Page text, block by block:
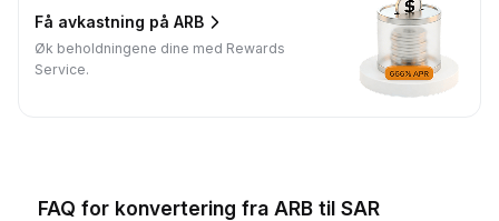
Få avkastning på ARB
Øk beholdningene dine med Rewards
Service.
FAQ for konvertering fra ARB til SAR